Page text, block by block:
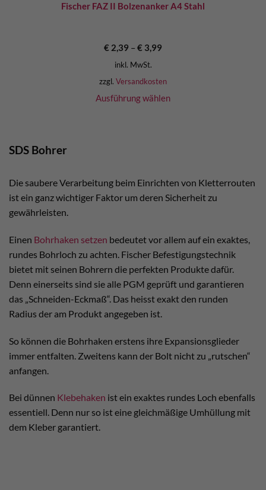
Fischer FAZ II Bolzenanker A4 Stahl
€ 2,39 – € 3,99
inkl. MwSt.
zzgl. Versandkosten
Ausführung wählen
SDS Bohrer
Die saubere Verarbeitung beim Einrichten von Kletterrouten
ist ein ganz wichtiger Faktor um deren Sicherheit zu
gewährleisten.
Einen Bohrhaken setzen bedeutet vor allem auf ein exaktes,
rundes Bohrloch zu achten. Fischer Befestigungstechnik
bietet mit seinen Bohrern die perfekten Produkte dafür.
Denn einerseits sind sie alle PGM geprüft und garantieren
das „Schneiden-Eckmaß“. Das heisst exakt den runden
Radius der am Produkt angegeben ist.
So können die Bohrhaken erstens ihre Expansionsglieder
immer entfalten. Zweitens kann der Bolt nicht zu „rutschen“
anfangen.
Bei dünnen Klebehaken ist ein exaktes rundes Loch ebenfalls
essentiell. Denn nur so ist eine gleichmäßige Umhüllung mit
dem Kleber garantiert.